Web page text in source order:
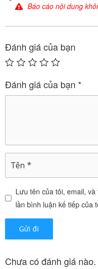
6. Thận trọng khi dùng
7. Tương tác thuốc và
Synadine 4mg (Tác
9. Đặc tính dược lực
10. Đặc tính dược động
11. Quá liều và xử trí
Báo cáo nội dung
Đánh giá của bạn
Đánh giá của bạn *
Lưu tên của tôi, email,
lần bình luận kế tiếp của
Chưa có đánh giá nào.